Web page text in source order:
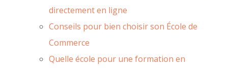
directement en ligne
Conseils pour bien choisir son École de
Commerce
Quelle école pour une formation en